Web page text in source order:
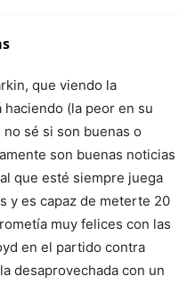
que viendo la
(la peor en su
sé si son buenas o
son buenas noticias
que esté siempre juega
y es capaz de meterte 20
muy felices con las
en el partido contra
desaprovechada con un